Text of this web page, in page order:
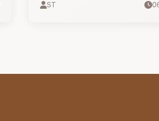
thời Đường có tên gọi là Hàn
ST